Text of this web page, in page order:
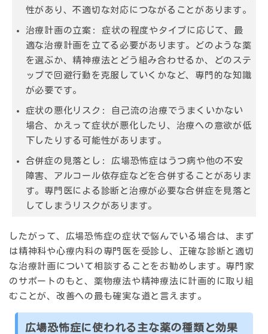
性があり、不適切な対応につながることがあります。
治療計画の立案:
症状の程度やタイプに応じて、最
適な治療計画を立てる必要があります。どのような薬
を選ぶか、精神療法とどう組み合わせるか、どのステ
ップで回避行動を克服していくかなど、専門的な知識
が必要です。
症状の悪化リスク:
自己流の治療でうまくいかない
場合、かえって症状が悪化したり、治療への意欲が低
下したりする可能性があります。
合併症の見落とし:
広場恐怖症はうつ病や他の不安
障害、アルコール依存症などを合併することがありま
す。専門医による診断と治療が必要な合併症を見落と
してしまうリスクがあります。
したがって、広場恐怖症の症状で悩んでいる場合は、まず
は精神科や心療内科の専門医を受診し、正確な診断と適切
な治療計画について相談することをお勧めします。専門家
のサポートのもと、薬物療法や精神療法に計画的に取り組
むことが、改善への最も確実な道と言えます。
広場恐怖症に使われる主な薬の種類と効果